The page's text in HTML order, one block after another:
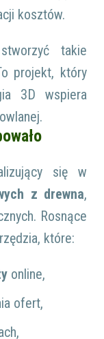
kosztów.
takie
projekt, który
3D wspiera
się w
z drewna,
Rosnące
które:
online,
ofert,